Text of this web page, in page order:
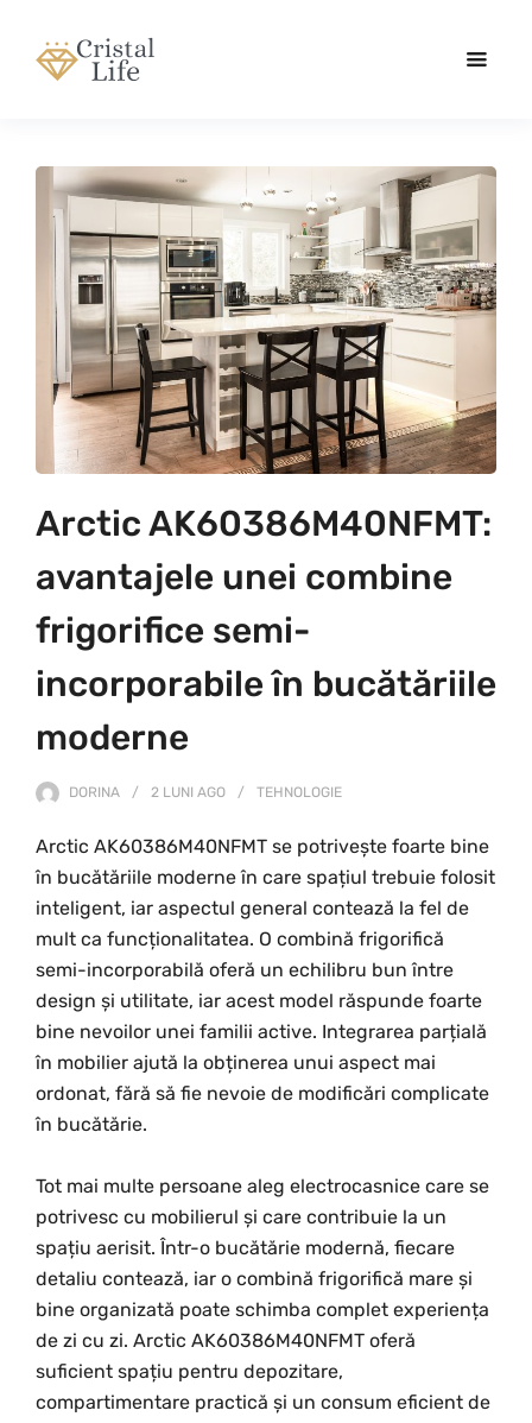
Arctic AK60386M40NFMT:
avantajele unei combine
frigorifice semi-
incorporabile în bucătăriile
moderne
DORINA 2 LUNI AGO TEHNOLOGIE
Arctic AK60386M40NFMT se potrivește foarte bine
în bucătăriile moderne în care spațiul trebuie folosit
inteligent, iar aspectul general contează la fel de
mult ca funcționalitatea. O combină frigorifică
semi-incorporabilă oferă un echilibru bun între
design și utilitate, iar acest model răspunde foarte
bine nevoilor unei familii active. Integrarea parțială
în mobilier ajută la obținerea unui aspect mai
ordonat, fără să fie nevoie de modificări complicate
în bucătărie.
Tot mai multe persoane aleg electrocasnice care se
potrivesc cu mobilierul și care contribuie la un
spațiu aerisit. Într-o bucătărie modernă, fiecare
detaliu contează, iar o combină frigorifică mare și
bine organizată poate schimba complet experiența
de zi cu zi. Arctic AK60386M40NFMT oferă
suficient spațiu pentru depozitare,
compartimentare practică și un consum eficient de